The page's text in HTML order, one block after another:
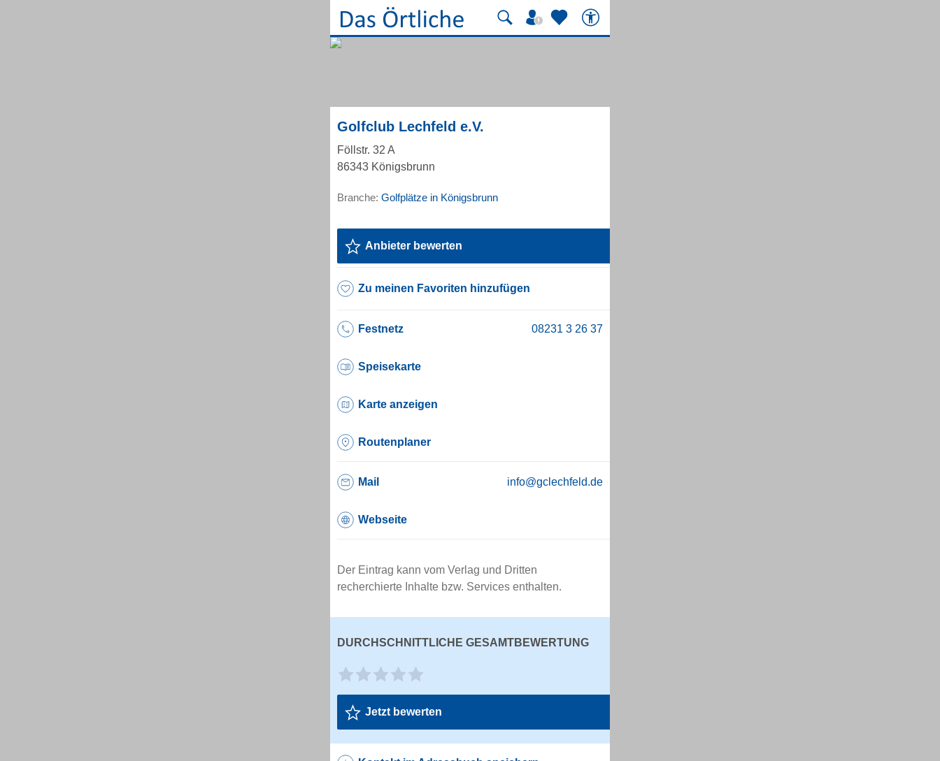
Golfclub Lechfeld e.V.
Föllstr. 32 A
86343 Königsbrunn
Branche: Golfplätze in Königsbrunn
Anbieter bewerten
Zu meinen Favoriten hinzufügen
Festnetz
Speisekarte
Karte anzeigen
Routenplaner
Mail info@gclechfeld.de
Webseite
Der Eintrag kann vom Verlag und Dritten
recherchierte Inhalte bzw. Services enthalten.
DURCHSCHNITTLICHE GESAMTBEWERTUNG
Jetzt bewerten